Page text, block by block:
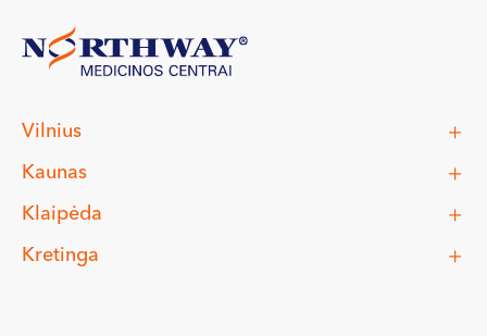
Vilnius
Kaunas
Klaipėda
Kretinga